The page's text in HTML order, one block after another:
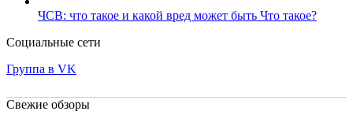
ЧСВ: что такое и какой вред может быть Что такое?
Социальные сети
Группа в VK
Свежие обзоры